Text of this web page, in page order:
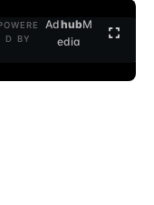
D BY
AdhubM
edia